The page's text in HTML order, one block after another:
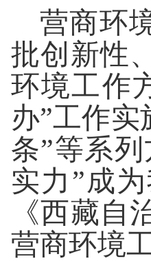
营商环
批创新性
环境工作
办”工作实
条”等系
实力”成
《西藏
营商环境